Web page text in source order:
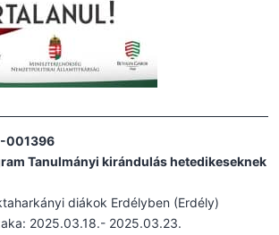
001396
Tanulmányi kirándulás hetedikeseknek
diákok Erdélyben (Erdély)
2025.03.18.- 2025.03.23.